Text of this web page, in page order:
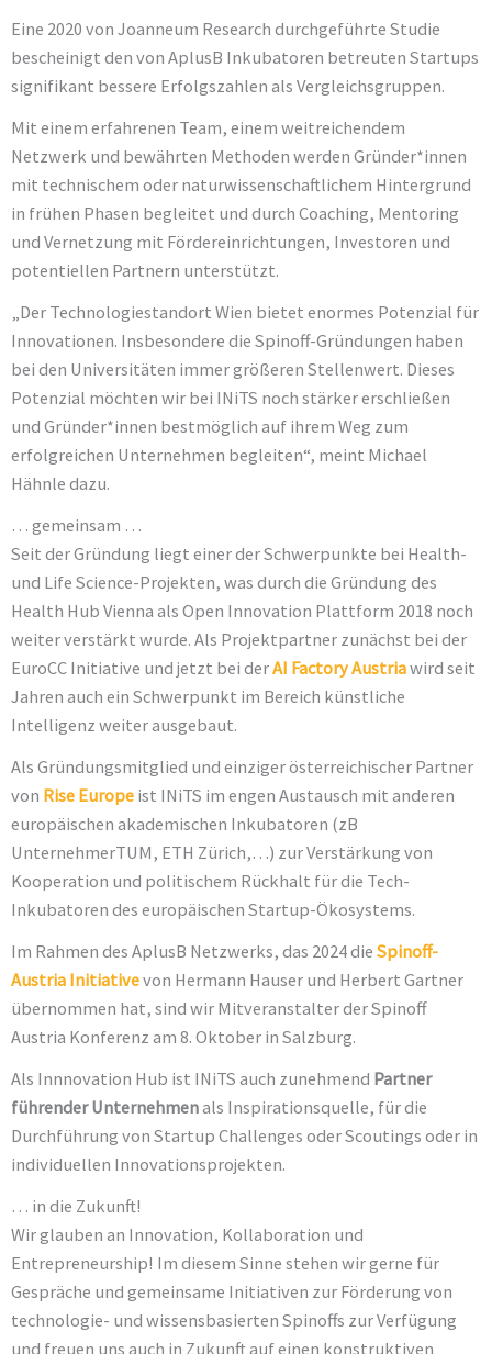
Eine 2020 von Joanneum Research durchgeführte Studie
bescheinigt den von AplusB Inkubatoren betreuten Startups
signifikant bessere Erfolgszahlen als Vergleichsgruppen.
Mit einem erfahrenen Team, einem weitreichendem
Netzwerk und bewährten Methoden werden Gründer*innen
mit technischem oder naturwissenschaftlichem Hintergrund
in frühen Phasen begleitet und durch Coaching, Mentoring
und Vernetzung mit Fördereinrichtungen, Investoren und
potentiellen Partnern unterstützt.
„Der Technologiestandort Wien bietet enormes Potenzial für
Innovationen. Insbesondere die Spinoff-Gründungen haben
bei den Universitäten immer größeren Stellenwert. Dieses
Potenzial möchten wir bei INiTS noch stärker erschließen
und Gründer*innen bestmöglich auf ihrem Weg zum
erfolgreichen Unternehmen begleiten“, meint Michael
Hähnle dazu.
… gemeinsam …
Seit der Gründung liegt einer der Schwerpunkte bei Health-
und Life Science-Projekten, was durch die Gründung des
Health Hub Vienna als Open Innovation Plattform 2018 noch
weiter verstärkt wurde. Als Projektpartner zunächst bei der
EuroCC Initiative und jetzt bei derAI Factory Austriawird seit
Jahren auch ein Schwerpunkt im Bereich künstliche
Intelligenz weiter ausgebaut.
Als Gründungsmitglied und einziger österreichischer Partner
von Rise Europe ist INiTS im engen Austausch mit anderen
europäischen akademischen Inkubatoren (zB
UnternehmerTUM, ETH Zürich,…) zur Verstärkung von
Kooperation und politischem Rückhalt für die Tech-
Inkubatoren des europäischen Startup-Ökosystems.
Im Rahmen des AplusB Netzwerks, das 2024 die Spinoff-
Austria Initiativevon Hermann Hauser und Herbert Gartner
übernommen hat, sind wir Mitveranstalter der Spinoff
Austria Konferenz am 8. Oktober in Salzburg.
Als Innnovation Hub ist INiTS auch zunehmend Partner
führender Unternehmenals Inspirationsquelle, für die
Durchführung von Startup Challenges oder Scoutings oder in
individuellen Innovationsprojekten.
… in die Zukunft!
Wir glauben an Innovation, Kollaboration und
Entrepreneurship! Im diesem Sinne stehen wir gerne für
Gespräche und gemeinsame Initiativen zur Förderung von
technologie- und wissensbasierten Spinoffs zur Verfügung
und freuen uns auch in Zukunft auf einen konstruktiven